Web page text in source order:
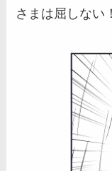
さまは屈しない